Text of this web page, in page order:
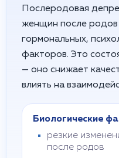
Послеродовая
женщин после родов
гормональных,
факторов. Это
— оно снижает
влиять на
Биологические
резкие
после родов